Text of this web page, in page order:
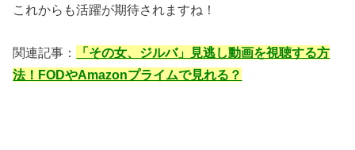
これからも活躍が期待されますね！
関連記事：
「その女、ジルバ」見逃し動画を視聴する方
法！FODやAmazonプライムで見れる？